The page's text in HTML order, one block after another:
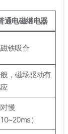
通电磁继电器
铁吸合
，磁场驱动有
慢
10~20ms）